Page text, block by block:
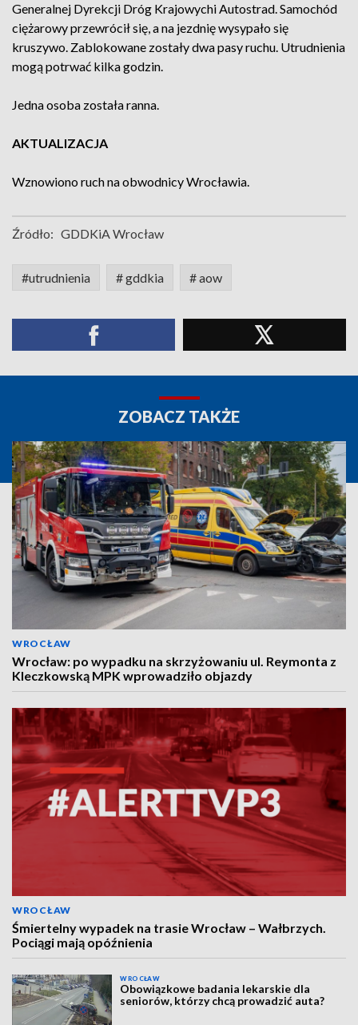
Generalnej Dyrekcji Dróg Krajowychi Autostrad. Samochód
ciężarowy przewrócił się, a na jezdnię wysypało się
kruszywo. Zablokowane zostały dwa pasy ruchu. Utrudnienia
mogą potrwać kilka godzin.
Jedna osoba została ranna.
AKTUALIZACJA
Wznowiono ruch na obwodnicy Wrocławia.
Źródło: GDDKiA Wrocław
#utrudnienia # gddkia # aow
ZOBACZ TAKŻE
WROCŁAW
Wrocław: po wypadku na skrzyżowaniu ul. Reymonta z
Kleczkowską MPK wprowadziło objazdy
WROCŁAW
Śmiertelny wypadek na trasie Wrocław – Wałbrzych.
Pociągi mają opóźnienia
WROCŁAW
Obowiązkowe badania lekarskie dla
seniorów, którzy chcą prowadzić auta?